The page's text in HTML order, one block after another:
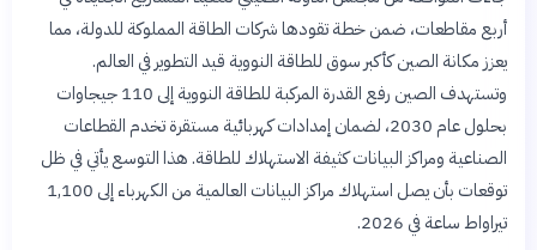
أربع مقاطعات، ضمن خطة تقودها شركات الطاقة المملوكة للدولة، مما
يعزز مكانة الصين كأكبر سوق للطاقة النووية قيد التطوير في العالم.
وتستهدف الصين رفع القدرة المركبة للطاقة النووية إلى 110 جيجاوات
بحلول عام 2030، لضمان إمدادات كهربائية مستقرة تخدم القطاعات
الصناعية ومراكز البيانات كثيفة الاستهلاك للطاقة. هذا التوسع يأتي في ظل
توقعات بأن يصل استهلاك مراكز البيانات العالمية من الكهرباء إلى 1,100
تيراواط ساعة في 2026.